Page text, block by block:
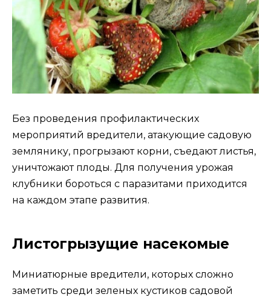
Без проведения профилактических
мероприятий вредители, атакующие садовую
землянику, прогрызают корни, съедают листья,
уничтожают плоды. Для получения урожая
клубники бороться с паразитами приходится
на каждом этапе развития.
Листогрызущие насекомые
Миниатюрные вредители, которых сложно
заметить среди зеленых кустиков садовой